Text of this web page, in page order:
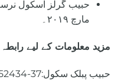
مارچ ۲۰۱۹۔
مزید معلومات کے لیے
حبیب پبلک سکول:37